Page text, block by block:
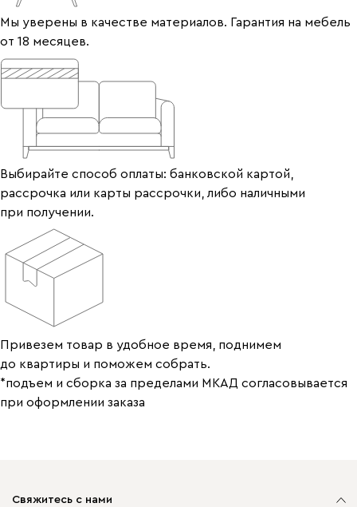
Мы уверены в качестве материалов. Гарантия на мебель
от 18 месяцев.
Выбирайте способ оплаты: банковской картой,
рассрочка или карты рассрочки, либо наличными
при получении.
Привезем товар в удобное время, поднимем
до квартиры и поможем собрать.
*подъем и сборка за пределами МКАД согласовывается
при оформлении заказа
Свяжитесь с нами